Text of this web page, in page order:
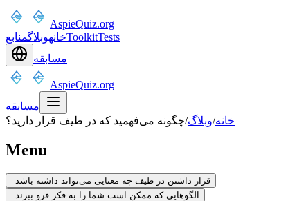
AspieQuiz.org
خانهوبلاگمنابع ToolkitTests
مسابقه
AspieQuiz.org
مسابقه
خانه/وبلاگ/چگونه می‌فهمید که در طیف قرار دارید؟
Menu
قرار داشتن در طیف چه معنایی می‌تواند داشته باشد
الگوهایی که ممکن است شما را به فکر فرو ببرند